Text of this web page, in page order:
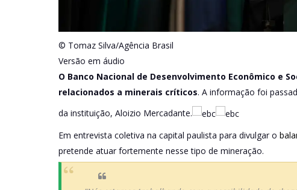
© Tomaz Silva/Agência Brasil
Versão em áudio
O Banco Nacional de Desenvolvimento Econômico e
relacionados a minerais críticos. A informação foi
da instituição, Aloizio Mercadante.
Em entrevista coletiva na capital paulista para divulgar o
pretende atuar fortemente nesse tipo de mineração.